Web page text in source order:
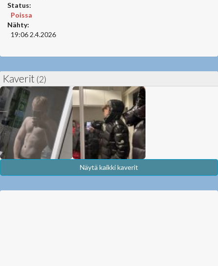
Status:
Poissa
Nähty:
19:06 2.4.2026
Kaverit (2)
Näytä kaikki kaverit